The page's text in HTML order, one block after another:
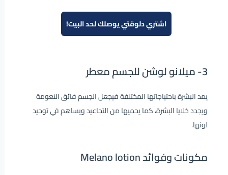
اشتري دلوقتي يوصلك لحد البيت!
3- ميلانو لوشن للجسم معطر
يمد البشرة باحتياجاتها المختلفة فيجعل الجسم فائق النعومة
ويجدد خلايا البشرة، كما يحميها من التجاعيد ويساهم في توحيد
لونها.
مكونات وفوائد Melano lotion